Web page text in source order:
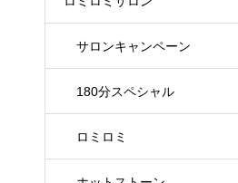
サロンキャンペーン
180分スペシャル
ロミロミ